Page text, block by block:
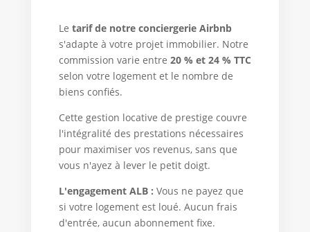
Le tarif de notre conciergerie Airbnb
s'adapte à votre projet immobilier. Notre
commission varie entre 20 % et 24 % TTC
selon votre logement et le nombre de
biens confiés.
Cette gestion locative de prestige couvre
l'intégralité des prestations nécessaires
pour maximiser vos revenus, sans que
vous n'ayez à lever le petit doigt.
L'engagement ALB : Vous ne payez que
si votre logement est loué. Aucun frais
d'entrée, aucun abonnement fixe.